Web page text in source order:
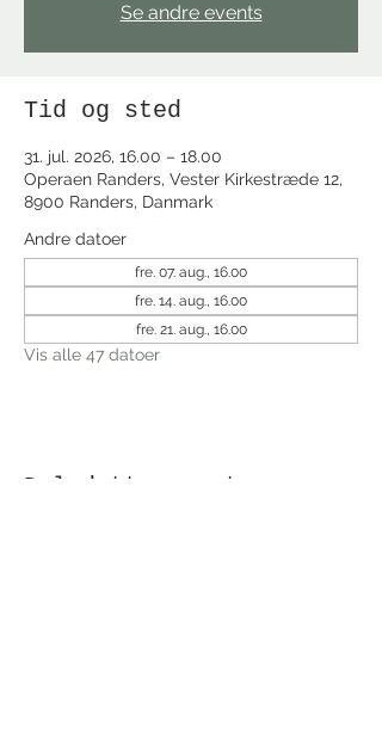
Se andre events
Tid og sted
31. jul. 2026, 16.00 – 18.00
Operaen Randers, Vester Kirkestræde 12,
8900 Randers, Danmark
Andre datoer
fre. 07. aug., 16.00
fre. 14. aug., 16.00
fre. 21. aug., 16.00
Vis alle 47 datoer
Del dette event